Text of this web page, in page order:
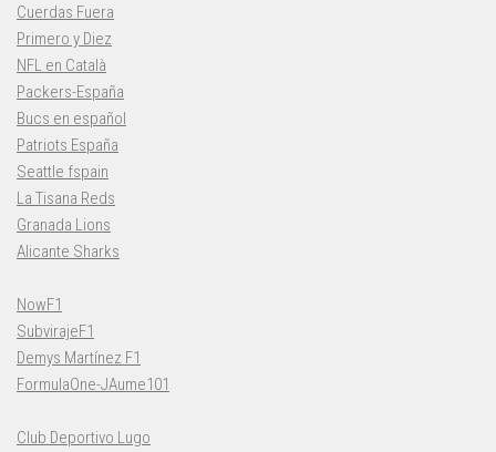
Cuerdas Fuera
Primero y Diez
NFL en Català
Packers-España
Bucs en español
Patriots España
Seattle fspain
La Tisana Reds
Granada Lions
Alicante Sharks
NowF1
SubvirajeF1
Demys Martínez F1
FormulaOne-JAume101
Club Deportivo Lugo